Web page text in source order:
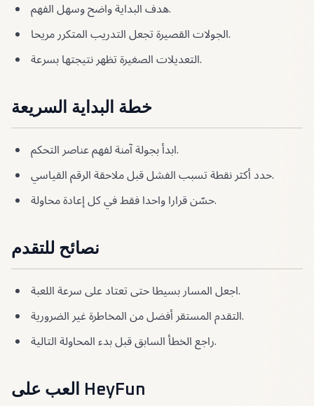
هدف البداية واضح وسهل الفهم.
الجولات القصيرة تجعل التدريب المتكرر مريحا.
التعديلات الصغيرة تظهر نتيجتها بسرعة.
خطة البداية السريعة
ابدأ بجولة آمنة لفهم عناصر التحكم.
حدد أكثر نقطة تسبب الفشل قبل ملاحقة الرقم القياسي.
حسّن قرارا واحدا فقط في كل إعادة محاولة.
نصائح للتقدم
اجعل المسار بسيطا حتى تعتاد على سرعة اللعبة.
التقدم المستقر أفضل من المخاطرة غير الضرورية.
راجع الخطأ السابق قبل بدء المحاولة التالية.
العب على HeyFun